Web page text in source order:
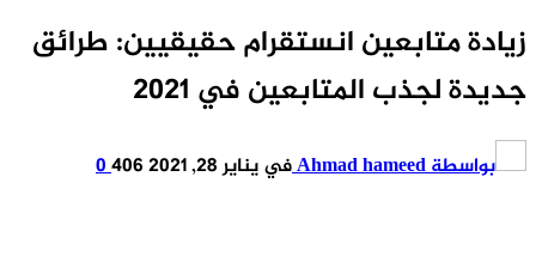
زيادة متابعين انستقرام حقيقيين: طرائق
جديدة لجذب المتابعين في 2021
بواسطةAhmad hameedفييناير 28, 2021 406
0